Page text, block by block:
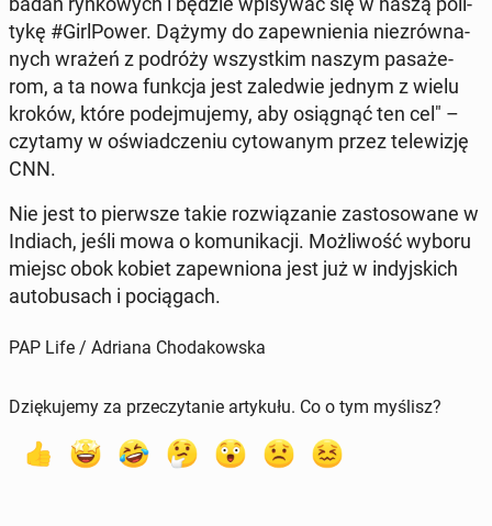
ty­kę #Girl­Po­wer. Dążymy do za­pew­nie­nia nie­zrów­na­
nych wrażeń z podróży wszyst­kim naszym pa­sa­że­
rom, a ta nowa funkcja jest za­le­d­wie jednym z wielu
kroków, które po­dej­mu­je­my, aby osią­gnąć ten cel" –
czytamy w oświad­cze­niu cy­to­wa­nym przez te­le­wi­zję
CNN.
Nie jest to pierw­sze takie roz­wią­za­nie za­sto­so­wa­ne w
Indiach, jeśli mowa o ko­mu­ni­ka­cji. Moż­li­wość wyboru
miejsc obok kobiet za­pew­nio­na jest już w in­dyj­skich
au­to­bu­sach i po­cią­gach.
PAP Life / Adriana Chodakowska
Dziękujemy za przeczytanie artykułu. Co o tym myślisz?